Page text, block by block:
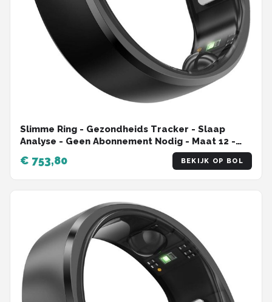
Slimme Ring - Gezondheids Tracker - Slaap
Analyse - Geen Abonnement Nodig - Maat 12 -
€ 753,80 BEKIJK OP BOL